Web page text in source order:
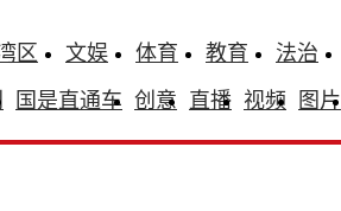
区 文娱 体育 教育 法治
国是直通车 创意 直播 视频 图片